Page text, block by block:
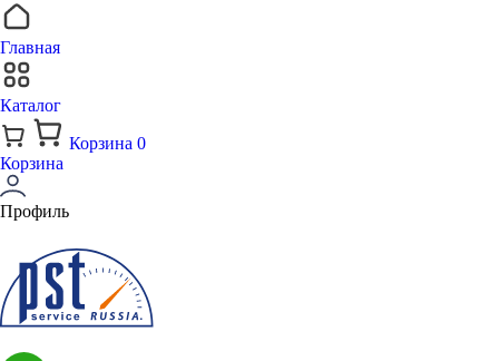
Главная
Каталог
Корзина 0
Корзина
Профиль